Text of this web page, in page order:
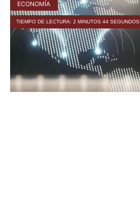
ECONOMÍA
TIEMPO DE LECTURA: 2 MINUTOS 44 SEGUNDOS